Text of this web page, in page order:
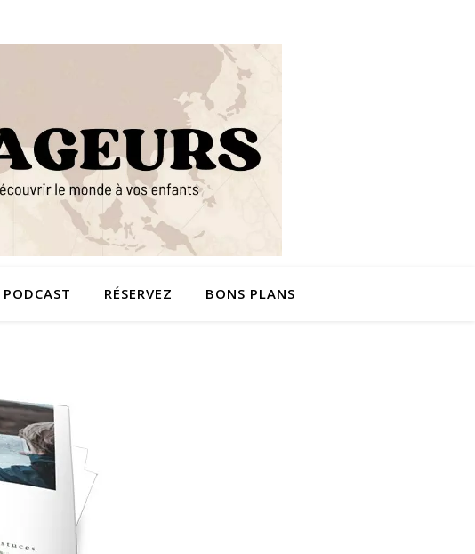
PODCAST RÉSERVEZ BONS PLANS